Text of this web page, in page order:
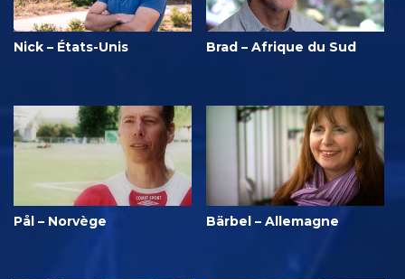
Nick – États-Unis Brad – Afrique du Sud
Pål – Norvège Bärbel – Allemagne